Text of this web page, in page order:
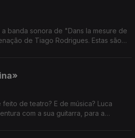
a banda sonora de "Dans la mesure de
de Tiago Rodrigues. Estas são
de teatro? E de música? Luca
com a sua guitarra, para a